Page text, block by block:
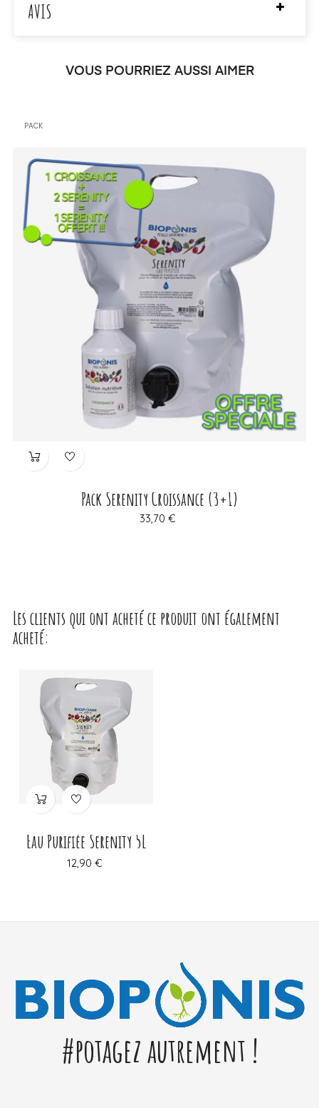
AVIS
VOUS POURRIEZ AUSSI AIMER
PACK
Pack Serenity Croissance (3+1)
Prix
33,70 €
Les clients qui ont acheté ce produit ont également
acheté:
Eau Purifiée Serenity 5L
Prix
12,90 €
#potagez autrement !